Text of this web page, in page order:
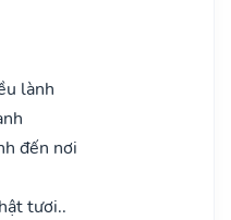
lành
đến nơi
tươi..